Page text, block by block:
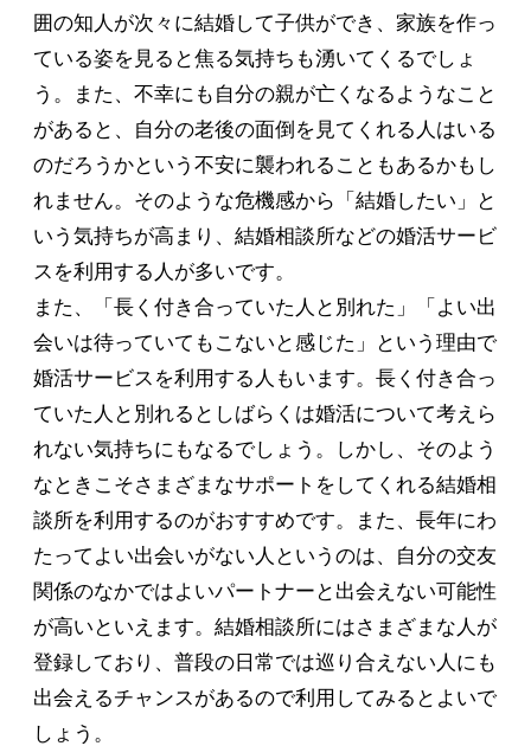
囲の知人が次々に結婚して子供ができ、家族を作っ
ている姿を見ると焦る気持ちも湧いてくるでしょ
う。また、不幸にも自分の親が亡くなるようなこと
があると、自分の老後の面倒を見てくれる人はいる
のだろうかという不安に襲われることもあるかもし
れません。そのような危機感から「結婚したい」と
いう気持ちが高まり、結婚相談所などの婚活サービ
スを利用する人が多いです。
また、「長く付き合っていた人と別れた」「よい出
会いは待っていてもこないと感じた」という理由で
婚活サービスを利用する人もいます。長く付き合っ
ていた人と別れるとしばらくは婚活について考えら
れない気持ちにもなるでしょう。しかし、そのよう
なときこそさまざまなサポートをしてくれる結婚相
談所を利用するのがおすすめです。また、長年にわ
たってよい出会いがない人というのは、自分の交友
関係のなかではよいパートナーと出会えない可能性
が高いといえます。結婚相談所にはさまざまな人が
登録しており、普段の日常では巡り合えない人にも
出会えるチャンスがあるので利用してみるとよいで
しょう。